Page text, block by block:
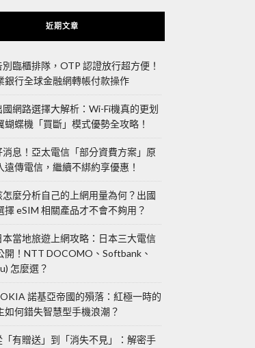
近期文章
臨櫃排隊，OTP 認證放行超方便！
銀行全球金融網轉帳付款操作
國網路選擇大解析：Wi-Fi機真的更划
蝴蝶機「買斷」模式優勢全攻略！
消息！亞太電信「部分資費方案」原
遠傳電信，繼續不綁約享優惠！
怎麼分析自己的上網用量為何？出國
擇 eSIM 相關產品才不會不夠用？
本當地旅遊上網攻略：日本三大電信
開！NTT DOCOMO、Softbank、
怎麼選？
諾基亞帝國的殞落：紅極一時的
如何錯失智慧型手機浪潮？
「有贈送」到「消失不見」：解密手